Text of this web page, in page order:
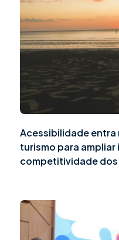
Acessibilidade
turismo para ampliar
competitividade